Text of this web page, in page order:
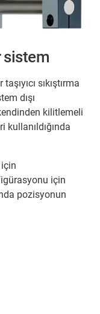
sistem
sıkıştırma
dışı
kilitlemeli
için
pozisyonun